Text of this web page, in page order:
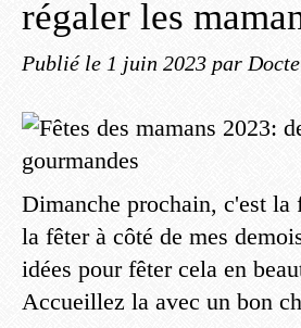
régaler les
Publié le 1 juin 2023 par
Dimanche prochain, c'est la
la fêter à côté de mes
idées pour fêter cela en
Accueillez la avec un bon